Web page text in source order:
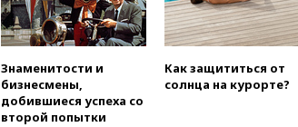
вчера, 20:15ТАСС: жизни
главы «Уралдронзавода»
после взрыва ничего не
угрожает
вчера, 20:08
По всей Грузии
Знаменитости и
бизнесмены,
добившиеся успеха со
второй попытки
Как защититься от
солнца на курорте?